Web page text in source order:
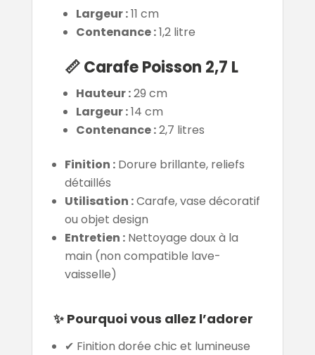
Largeur :11 cm
Contenance :1,2 litre
📏Carafe Poisson 2,7 L
Hauteur :29 cm
Largeur :14 cm
Contenance :2,7 litres
Finition :Dorure brillante, reliefs
détaillés
Utilisation :Carafe, vase décoratif
ou objet design
Entretien :Nettoyage doux à la
main (non compatible lave-
vaisselle)
✨ Pourquoi vous allez l’adorer
✔ Finition dorée chic et lumineuse